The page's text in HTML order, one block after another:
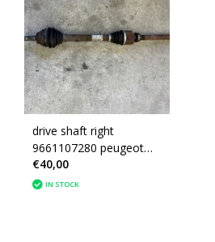
drive shaft right
9661107280 peugeot
308 (3273VN)
€40,00
IN STOCK